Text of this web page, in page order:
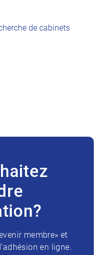
de cabinets
membre» et
en ligne.